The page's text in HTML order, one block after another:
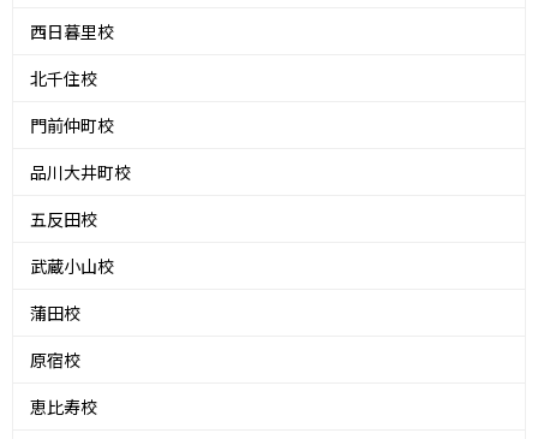
西日暮里校
北千住校
門前仲町校
品川大井町校
五反田校
武蔵小山校
蒲田校
原宿校
恵比寿校